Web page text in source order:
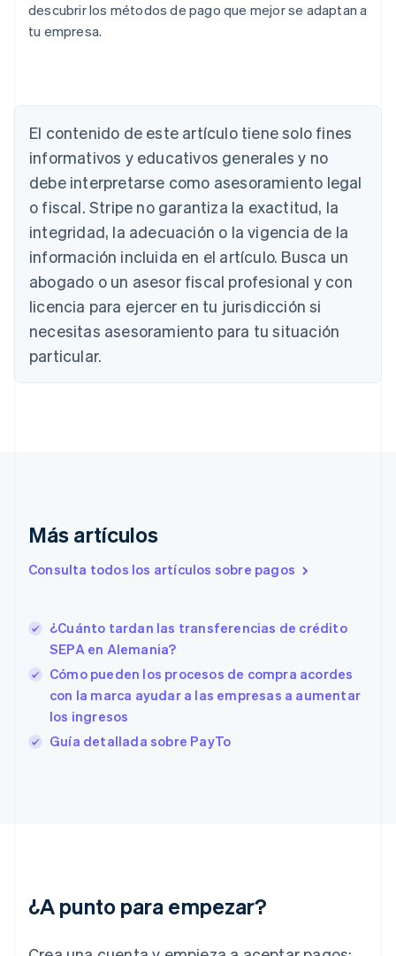
descubrir los métodos de pago que mejor se adaptan a
tu empresa.
El contenido de este artículo tiene solo fines
informativos y educativos generales y no
debe interpretarse como asesoramiento legal
o fiscal. Stripe no garantiza la exactitud, la
integridad, la adecuación o la vigencia de la
información incluida en el artículo. Busca un
abogado o un asesor fiscal profesional y con
licencia para ejercer en tu jurisdicción si
necesitas asesoramiento para tu situación
particular.
Más artículos
Consulta todos los artículos sobre pagos
¿Cuánto tardan las transferencias de crédito
SEPA en Alemania?
Cómo pueden los procesos de compra acordes
con la marca ayudar a las empresas a aumentar
los ingresos
Guía detallada sobre PayTo
¿A punto para empezar?
DeutschEnglish
Australia
Austria
DeutschEnglish
Bélgica
Nederlands
Brasil
PortuguêsEnglish
Bulgaria
English
Canadá
English
China continental
简体中文English
English
English
España
Estados Unidos
English Español简体中文
Estonia
English
Finlandia
EnglishSvenska
India